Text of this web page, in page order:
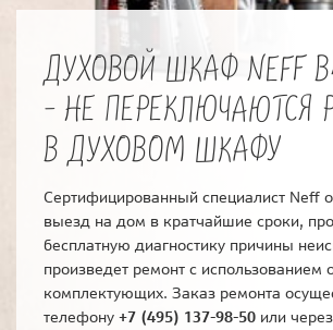
ДУХОВОЙ ШКАФ NEFF
- НЕ ПЕРЕКЛЮЧАЮТСЯ
В ДУХОВОМ ШКАФУ
Сертифицированный специалист Neff
выезд на дом в кратчайшие сроки,
бесплатную диагностику причины
произведет ремонт с использованием
комплектующих. Заказ ремонта
телефону +7 (495) 137-98-50 или